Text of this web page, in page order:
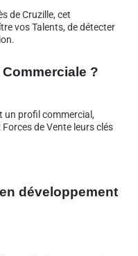
de Cruzille, cet
vos Talents, de détecter
?
un profil commercial,
de Vente leurs clés
développement